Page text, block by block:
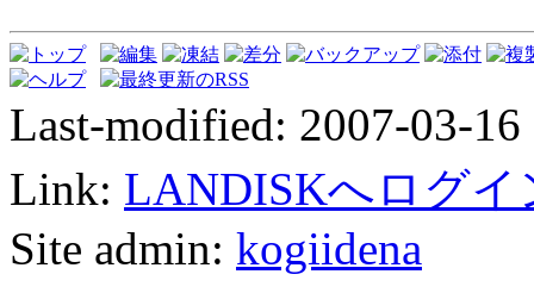
Last-modified: 2007-03-
Link: LANDISKへログイ
Site admin: kogiidena